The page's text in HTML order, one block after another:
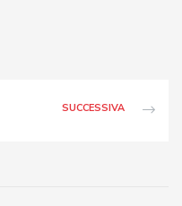
SUCCESSIVA